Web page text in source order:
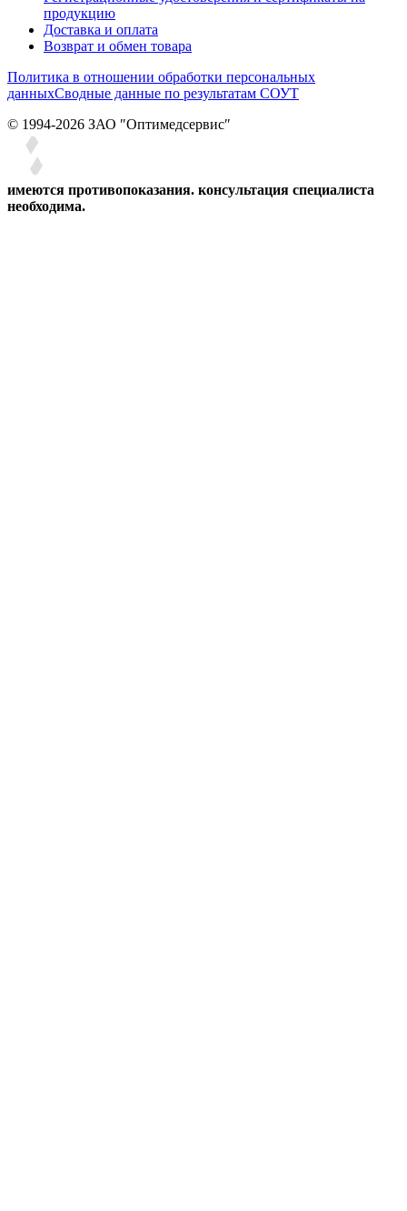
продукцию
Доставка и оплата
Возврат и обмен товара
Политика в отношении обработки персональных
данныхСводные данные по результатам СОУТ
© 1994-2026 ЗАО ″Оптимедсервис″
имеются противопоказания. консультация специалиста
необходима.